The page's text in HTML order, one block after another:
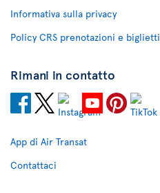
Informativa sulla privacy
Policy CRS prenotazioni e biglietti
Rimani in contatto
App di Air Transat
Contattaci